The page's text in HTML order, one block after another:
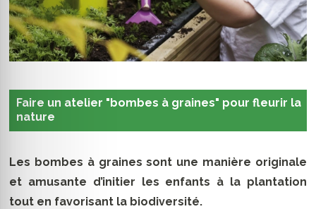
Faire un atelier "bombes à graines" pour fleurir la
nature
Les bombes à graines sont une manière originale
et amusante d’initier les enfants à la plantation
tout en favorisant la biodiversité.